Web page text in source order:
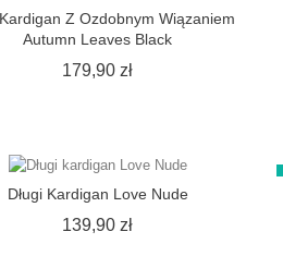
Kardigan Z Ozdobnym Wiązaniem
Autumn Leaves Black
179,90 złCena
Długi Kardigan Love Nude
139,90 złCena